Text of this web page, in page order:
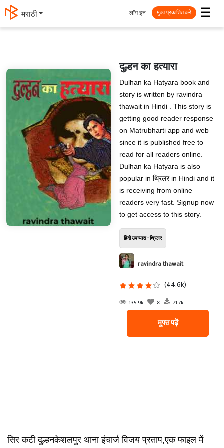
मराठी ☰
लॉग इन मुक्त प्रकाशित करें
दुल्हन का हत्यारा
Dulhan ka Hatyara book and
story is written by ravindra
thawait in Hindi . This story is
getting good reader response
on Matrubharti app and web
since it is published free to
read for all readers online.
Dulhan ka Hatyara is also
popular in थ्रिलर in Hindi and it
is receiving from online
readers very fast. Signup now
to get access to this story.
हिंदी उपन्यास - थ्रिलर
ravindra thawait
(44.6k)
135.9k 8 71.7k
मुफ्त पढ़ें
सिर कटी दुल्हनकेशलपुर थाना इंचार्ज विजय प्रताप,एक फाइल में